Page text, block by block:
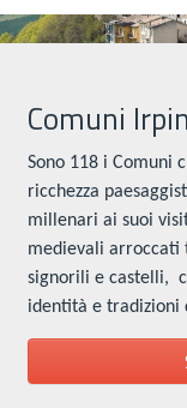
Comuni
Sono 118 i Comuni
ricchezza
millenari ai suoi
medievali arroccati
signorili e castelli,
identità e tradizioni